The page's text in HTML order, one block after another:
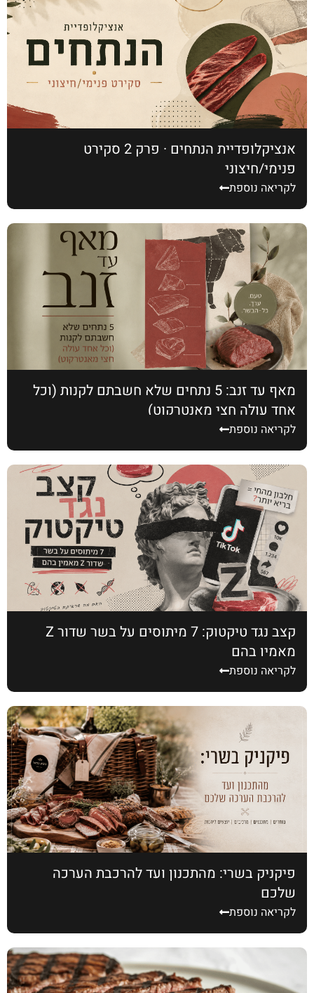
אנציקלופדיית הנתחים · פרק 2 סקירט
פנימי/חיצוני
לקריאה נוספת
מאף עד זנב: 5 נתחים שלא חשבתם לקנות (וכל
אחד עולה חצי מאנטרקוט)
לקריאה נוספת
קצב נגד טיקטוק: 7 מיתוסים על בשר שדור Z
מאמין בהם
לקריאה נוספת
פיקניק בשרי: מהתכנון ועד להרכבת הערכה
שלכם
לקריאה נוספת